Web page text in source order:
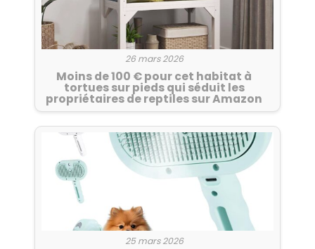
26 mars 2026
Moins de 100 € pour cet habitat à
tortues sur pieds qui séduit les
propriétaires de reptiles sur Amazon
25 mars 2026